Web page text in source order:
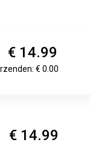
14.99
€ 0.00
€ 14.99